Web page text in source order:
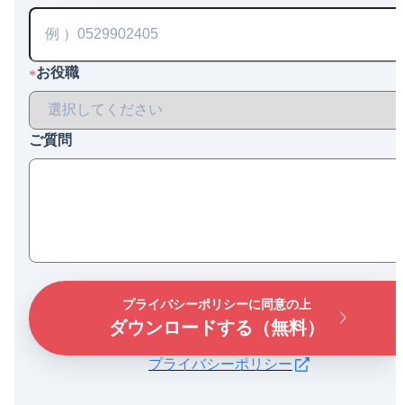
*お役職
ご質問
プライバシーポリシーに同意の上
ダウンロードする（無料）
プライバシーポリシー